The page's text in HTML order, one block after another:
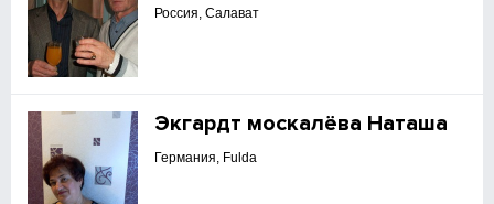
Россия, Салават
Экгардт москалёва Наташа
Германия, Fulda